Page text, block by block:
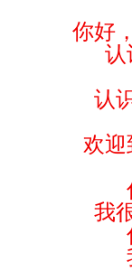
你好
认
认
欢迎
我